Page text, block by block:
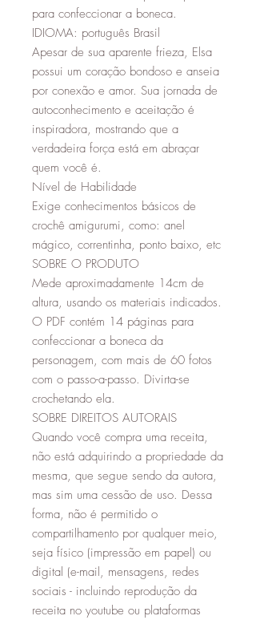
para confeccionar a boneca.
IDIOMA: português Brasil
Apesar de sua aparente frieza, Elsa
possui um coração bondoso e anseia
por conexão e amor. Sua jornada de
autoconhecimento e aceitação é
inspiradora, mostrando que a
verdadeira força está em abraçar
quem você é.
Nível de Habilidade
Exige conhecimentos básicos de
crochê amigurumi, como: anel
mágico, correntinha, ponto baixo, etc
SOBRE O PRODUTO
Mede aproximadamente 14cm de
altura, usando os materiais indicados.
O PDF contém 14 páginas para
confeccionar a boneca da
personagem, com mais de 60 fotos
com o passo-a-passo. Divirta-se
crochetando ela.
SOBRE DIREITOS AUTORAIS
Quando você compra uma receita,
não está adquirindo a propriedade da
mesma, que segue sendo da autora,
mas sim uma cessão de uso. Dessa
forma, não é permitido o
compartilhamento por qualquer meio,
seja físico (impressão em papel) ou
digital (e-mail, mensagens, redes
sociais - incluindo reprodução da
receita no youtube ou plataformas